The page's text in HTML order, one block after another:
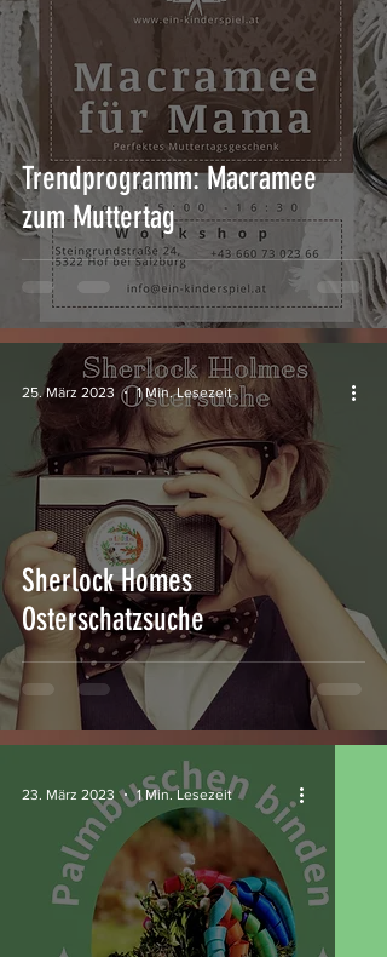
Trendprogramm: Macramee
zum Muttertag
Sherlock Homes
Osterschatzsuche
25. März 2023 1 Min. Lesezeit
23. März 2023 1 Min. Lesezeit